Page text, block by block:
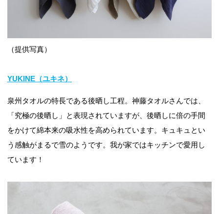
（提供写真）
YUKINE（ユキネ）
泉州タオルの特長である後晒し工程。神藤タオルさんでは、
「究極の後晒し」と表現されていますが、後晒しに倍の手間
をかけて綿本来の吸水性を高められています。キュキュとい
う感触がまるで雪のようです。我が家ではキッチンで愛用し
ています！